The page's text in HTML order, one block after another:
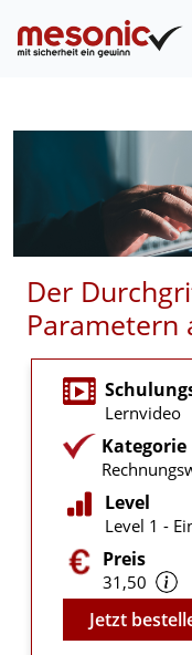
Der
Parametern
Lernvideo
Kategorie
Level
Level 1 -
Preis
31,50
Video
Jetzt